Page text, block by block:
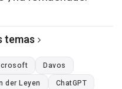
temas
Davos
der Leyen ChatGPT